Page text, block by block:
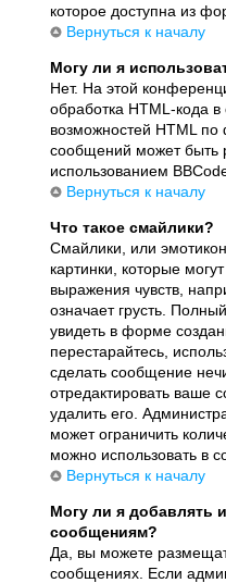
которое доступна из
Вернуться к началу
Могу ли я
Нет. На этой
обработка HTML-кода
возможностей HTML
сообщений может быть
использованием
Вернуться к началу
Что такое смайлики?
Смайлики, или
картинки, которые
выражения чувств,
означает грусть.
увидеть в форме
перестарайтесь,
сделать сообщение
отредактировать ваше
удалить его.
может ограничить
можно использовать в
Вернуться к началу
Могу ли я добавлять
сообщениям?
Да, вы можете
сообщениях. Если